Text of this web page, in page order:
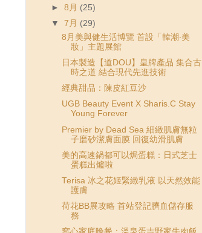
►8月 (25)
▼7月 (29)
8月美與健生活博覽 首設「韓潮‧美
妝」主題展館
日本製造【道DOU】皇牌產品 集合古
時之道 結合現代先進技術
經典甜品：陳皮紅豆沙
UGB Beauty Event X Sharis.C Stay
Young Forever
Premier by Dead Sea 細緻肌膚無粒
子磨砂潔膚面膜 回復幼滑肌膚
美的高速鍋都可以焗蛋糕：日式芝士
蛋糕出爐啦
Terisa 冰之花姬緊緻乳液 以天然效能
護膚
荷花BB展攻略 首站登記臍血儲存服
務